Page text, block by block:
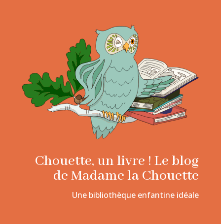
Chouette, un livre ! Le blog
de Madame la Chouette
Une bibliothèque enfantine idéale